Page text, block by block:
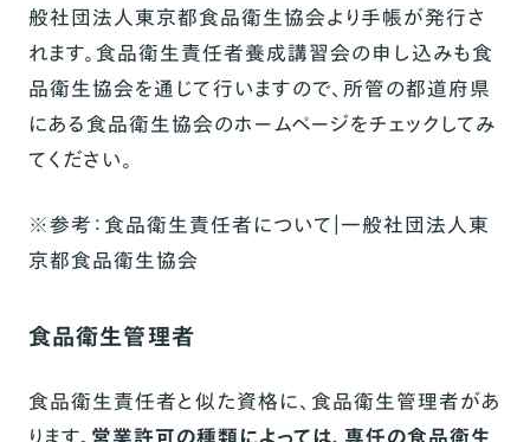
般社団法人東京都食品衛生協会より手帳が発行さ
れます。食品衛生責任者養成講習会の申し込みも食
品衛生協会を通じて行いますので、所管の都道府県
にある食品衛生協会のホームページをチェックしてみ
てください。
※参考：食品衛生責任者について｜一般社団法人東
京都食品衛生協会
食品衛生管理者
食品衛生責任者と似た資格に、食品衛生管理者があ
ります。 営業許可の種類によっては、専任の食品衛生